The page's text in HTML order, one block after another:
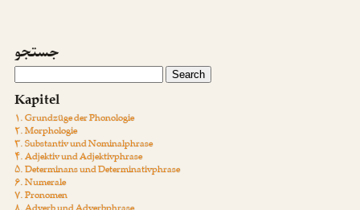
جستجو
Kapitel
۱. Grundzüge der Phonologie
۲. Morphologie
۳. Substantiv und Nominalphrase
۴. Adjektiv und Adjektivphrase
۵. Determinans und Determinativphrase
۶. Numerale
۷. Pronomen